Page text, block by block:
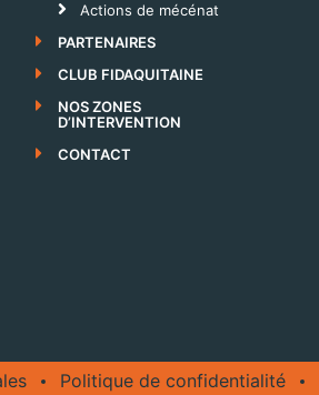
Actions de mécénat
PARTENAIRES
CLUB FIDAQUITAINE
NOS ZONES
D’INTERVENTION
CONTACT
Politique de confidentialité